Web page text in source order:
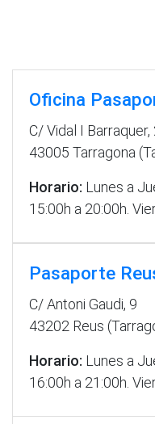
Oficina
C/ Vidal I Barraquer,
43005 Tarragona
Horario: Lunes a
15:00h a 20:00h.
Pasaporte
C/ Antoni Gaudi, 9
43202 Reus
Horario: Lunes a
16:00h a 21:00h.